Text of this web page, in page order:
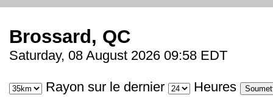
Brossard, QC
Saturday, 08 August 2026 09:58 EDT
Rayon sur le dernier Heures